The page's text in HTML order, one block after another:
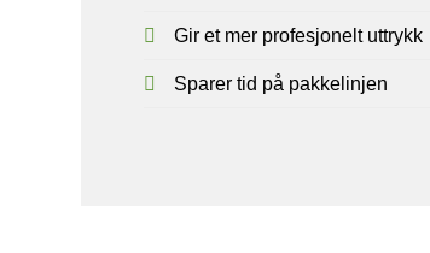
Gir et mer profesjonelt uttrykk
Sparer tid på pakkelinjen